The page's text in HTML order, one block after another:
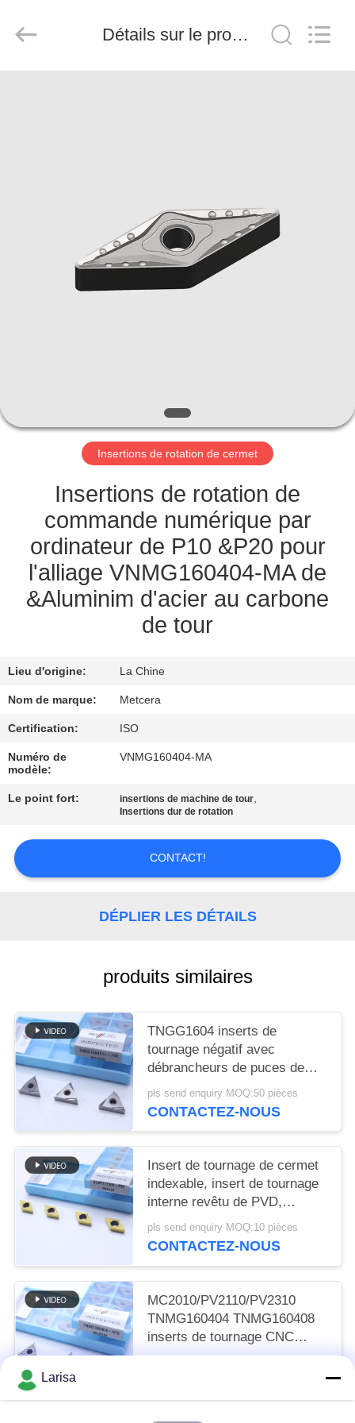
VISITE
L'USINE
CATALOGUE
NOUS
CONTACTER
DEMANDEZ
UN DEVIS
PLAN
DU
POLITIQUE
CONFIDENTIALITÉ
Advanced
Materials
Rights
Détails sur le produit
Insertions de rotation de cermet
Insertions de rotation de
commande numérique par
ordinateur de P10 &P20 pour
l'alliage VNMG160404-MA de
&Aluminim d'acier au carbone
de tour
Lieu d'origine: La Chine
Nom de marque: Metcera
Certification: ISO
Numéro de
modèle:
VNMG160404-MA
Le point fort: insertions de machine de tour,
Insertions dur de rotation
CONTACT!
DÉPLIER LES DÉTAILS
produits similaires
TNGG1604 inserts de
tournage négatif avec
débrancheurs de puces de
finition de 2 W et de qualité
MC1020/PV1120
pls send enquiry MOQ:50 pièces
CONTACTEZ-NOUS
Insert de tournage de cermet
indexable, insert de tournage
interne revêtu de PVD,
déchiffreur de finition
DCMT11T302, couleur dorée
pls send enquiry MOQ:10 pièces
CONTACTEZ-NOUS
MC2010/PV2110/PV2310
TNMG160404 TNMG160408
inserts de tournage CNC
inserts de tournage Cermet
Larisa